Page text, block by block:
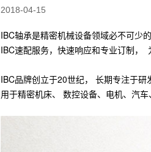
2018-04-15
IBC轴承是精密机械设备领域必不可少
IBC速配服务，快速响应和专业订制，
IBC品牌创立于20世纪， 长期专注于
用于精密机床、 数控设备、电机、汽